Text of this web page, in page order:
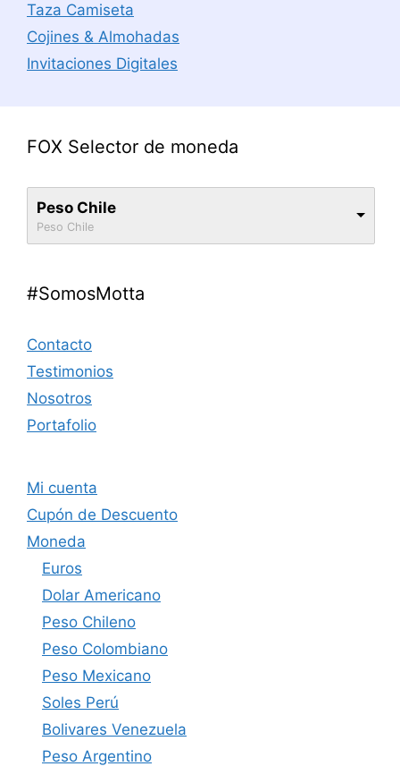
Taza Camiseta
Cojines & Almohadas
Invitaciones Digitales
FOX Selector de moneda
Peso Chile
Peso Chile
#SomosMotta
Contacto
Testimonios
Nosotros
Portafolio
Mi cuenta
Cupón de Descuento
Moneda
Euros
Dolar Americano
Peso Chileno
Peso Colombiano
Peso Mexicano
Soles Perú
Bolivares Venezuela
Peso Argentino